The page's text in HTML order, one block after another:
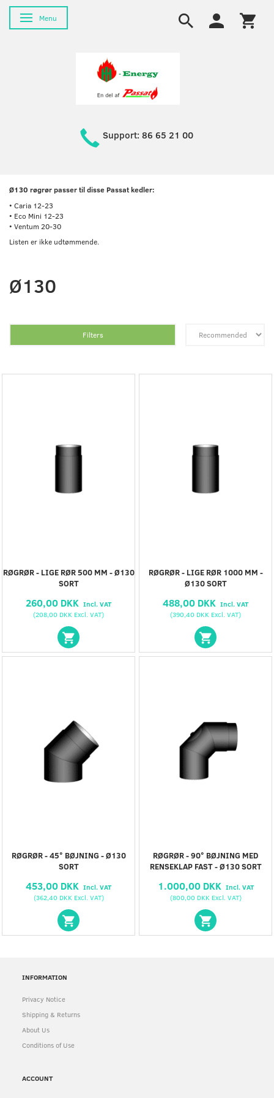
Toggle navigation
Menu
Support: 86 65 21 00
Ø130 røgrør passer til disse Passat kedler:
• Caria 12-23
• Eco Mini 12-23
• Ventum 20-30
Listen er ikke udtømmende.
Ø130
Filters
RØGRØR - LIGE RØR 500 MM - Ø130
SORT
260,00 DKK Incl. VAT
(208,00 DKK Excl. VAT)
RØGRØR - LIGE RØR 1000 MM -
Ø130 SORT
488,00 DKK Incl. VAT
(390,40 DKK Excl. VAT)
RØGRØR - 45° BØJNING - Ø130
SORT
453,00 DKK Incl. VAT
(362,40 DKK Excl. VAT)
RØGRØR - 90° BØJNING MED
RENSEKLAP FAST - Ø130 SORT
1.000,00 DKK Incl. VAT
(800,00 DKK Excl. VAT)
INFORMATION
Privacy Notice
Shipping & Returns
About Us
Conditions of Use
ACCOUNT